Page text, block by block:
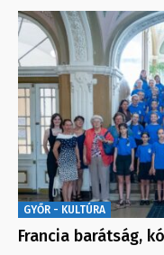
GYŐR - KULTÚRA
Francia barátság,